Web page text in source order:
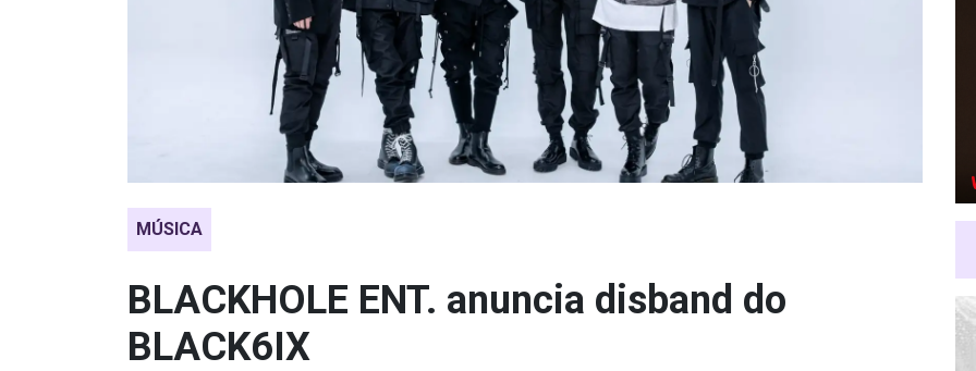
MÚSICA
BLACKHOLE ENT. anuncia disband do
BLACK6IX